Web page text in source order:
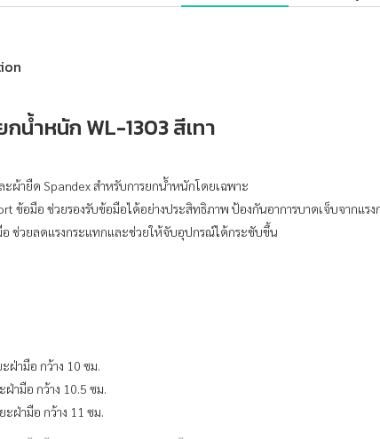
กน้ำหนัก WL-1303 สีเทา
ผ้ายืด Spandex สำหรับการยกน้ำหนักโดยเฉพาะ
ข้อมือ ช่วยรองรับข้อมือได้อย่างประสิทธิภาพ ป้องกันอาการบาดเจ็บจากแร
ช่วยลดแรงกระแทกและช่วยให้จับอุปกรณ์ได้กระชับขึ้น
ฝ่ามือ กว้าง 10 ซม.
ฝ่ามือ กว้าง 10.5 ซม.
ะฝ่ามือ กว้าง 11 ซม.